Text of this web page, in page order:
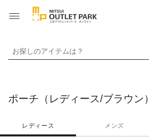
お探しのアイテムは？
ポーチ（レディース/ブラウン）
レディース メンズ